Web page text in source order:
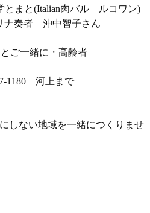
とまと(Italian肉バル ルコワン)
ナ奏者 沖中智子さん
ご一緒に・高齢者
1180 河上まで
しない地域を一緒につくりませ